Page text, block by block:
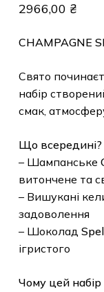
2966,00 ₴
CHAMPAGNE
Свято
набір
смак,
Що всередині?
– Шампанське
витончене та
– Вишукані
задоволення
– Шоколад
ігристого
Чому цей